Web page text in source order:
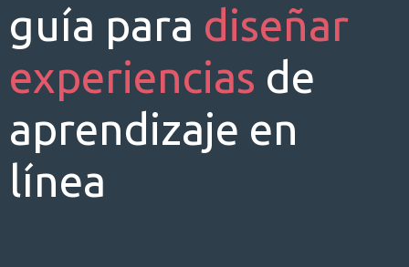
guía para diseñar
experiencias de
aprendizaje en
línea